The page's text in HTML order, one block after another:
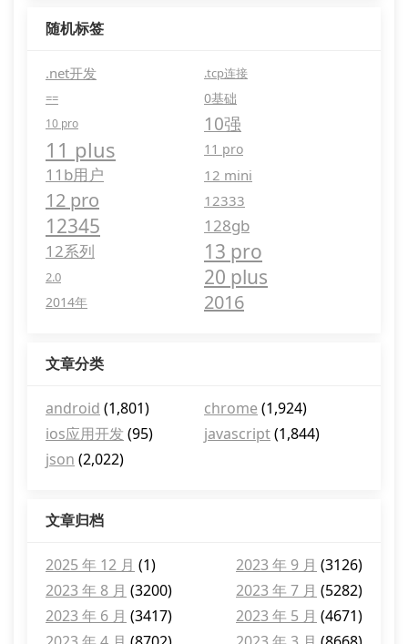
随机标签
.net开发
.tcp连接
==
0基础
10 pro 10强
11 plus 11 pro
11b用户 12 mini
12 pro 12333
12345
128gb
12系列
13 pro
2.0 20 plus
2014年 2016
文章分类
android (1,801) chrome (1,924)
ios应用开发 (95) javascript(1,844)
json (2,022)
文章归档
2025 年 12 月 (1) 2023 年 9 月 (3126)
2023 年 8 月 (3200) 2023 年 7 月 (5282)
2023 年 6 月 (3417) 2023 年 5 月 (4671)